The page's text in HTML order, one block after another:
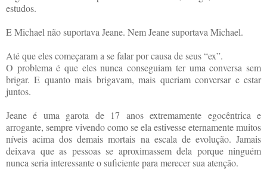
estudos.
E Michael não suportava Jeane. Nem Jeane suportava Michael.
Até que eles começaram a se falar por causa de seus “ex”.
O problema é que eles nunca conseguiam ter uma conversa sem
brigar. E quanto mais brigavam, mais queriam conversar e estar
juntos.
Jeane é uma garota de 17 anos extremamente egocêntrica e
arrogante, sempre vivendo como se ela estivesse eternamente muitos
níveis acima dos demais mortais na escala de evolução. Jamais
deixava que as pessoas se aproximassem dela porque ninguém
nunca seria interessante o suficiente para merecer sua atenção.